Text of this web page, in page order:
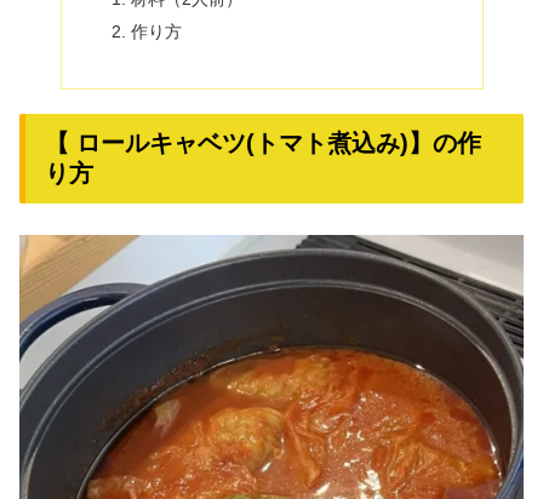
作り方
【 ロールキャベツ(トマト煮込み)】の作
り方